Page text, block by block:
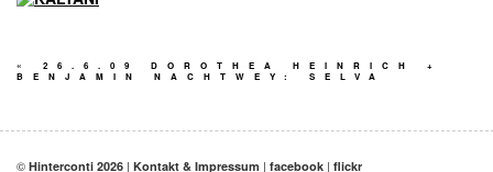
«
26.6.09 DOROTHEA HEINRICH +
BENJAMIN NACHTWEY: SELVA
© Hinterconti 2026 | Kontakt & Impressum | facebook | flickr